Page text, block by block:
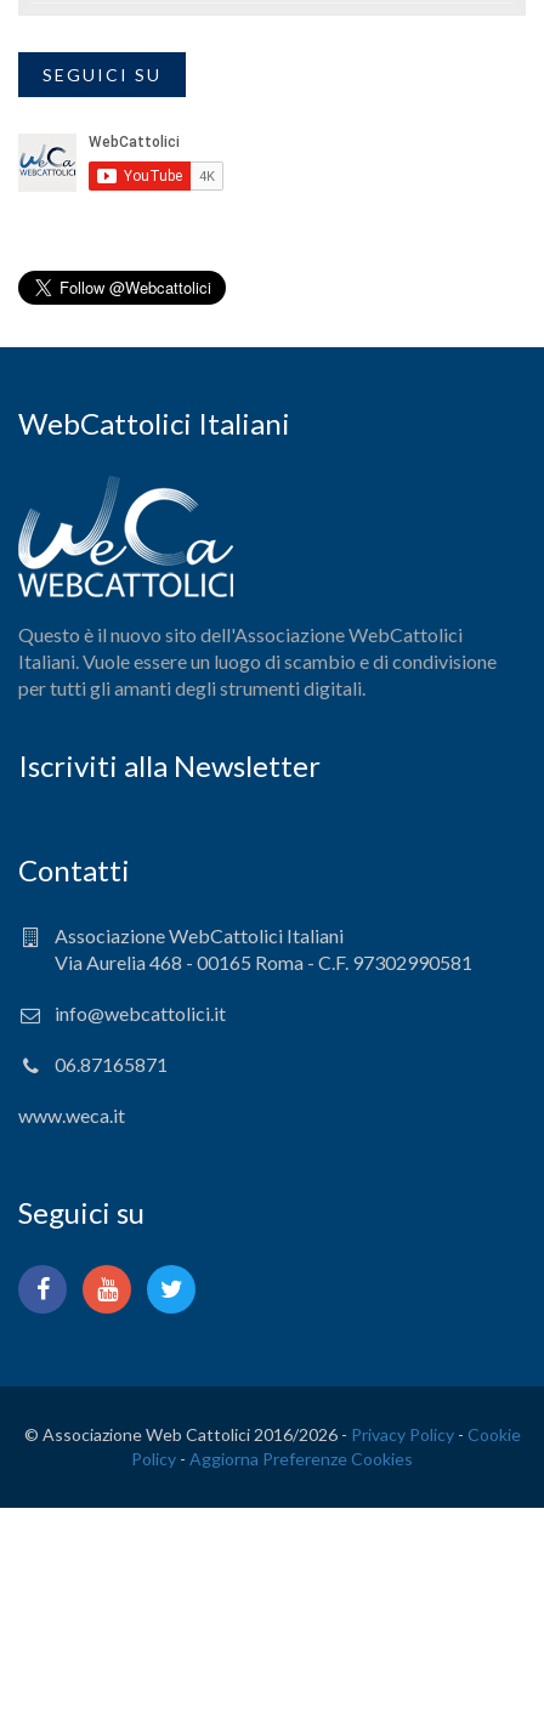
SEGUICI SU
WebCattolici Italiani
Questo è il nuovo sito dell'Associazione WebCattolici
Italiani. Vuole essere un luogo di scambio e di condivisione
per tutti gli amanti degli strumenti digitali.
Iscriviti alla Newsletter
Contatti
Associazione WebCattolici Italiani
Via Aurelia 468 - 00165 Roma - C.F. 97302990581
info@webcattolici.it
06.87165871
www.weca.it
Seguici su
© Associazione Web Cattolici 2016/2026 - Privacy Policy- Cookie
Policy - Aggiorna Preferenze Cookies